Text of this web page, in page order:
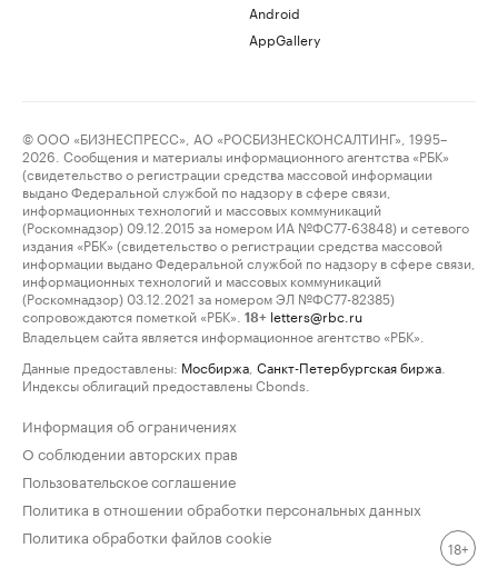
Android
AppGallery
© ООО «БИЗНЕСПРЕСС», АО «РОСБИЗНЕСКОНСАЛТИНГ», 1995–
2026. Сообщения и материалы информационного агентства «РБК»
(свидетельство о регистрации средства массовой информации
выдано Федеральной службой по надзору в сфере связи,
информационных технологий и массовых коммуникаций
(Роскомнадзор) 09.12.2015 за номером ИА №ФС77-63848) и сетевого
издания «РБК» (свидетельство о регистрации средства массовой
информации выдано Федеральной службой по надзору в сфере связи,
информационных технологий и массовых коммуникаций
(Роскомнадзор) 03.12.2021 за номером ЭЛ №ФС77-82385)
сопровождаются пометкой «РБК».
18+ letters@rbc.ru
Владельцем сайта является информационное агентство «РБК».
Данные предоставлены: Мосбиржа Санкт-Петербургская биржа
Индексы облигаций предоставлены Cbonds.
Информация об ограничениях
О соблюдении авторских прав
Пользовательское соглашение
Политика в отношении обработки персональных данных
Политика обработки файлов cookie
18+